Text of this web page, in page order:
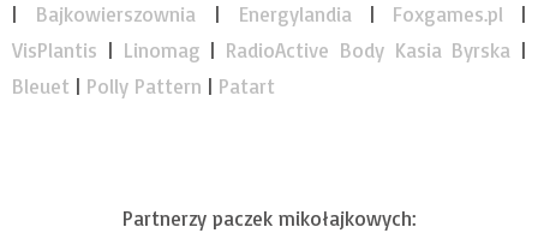
| Bajkowierszownia | Energylandia| Foxgames.pl |
VisPlantis | Linomag | RadioActive Body Kasia Byrska |
Bleuet | Polly Pattern | Patart
Partnerzy paczek mikołajkowych: